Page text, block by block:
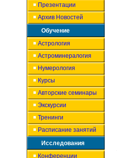
Презентации
Архив Новостей
Обучение
Астрология
Астроминералогия
Нумерология
Курсы
Авторские семинары
Экскурсии
Тренинги
Расписание занятий
Исследования
Конференции